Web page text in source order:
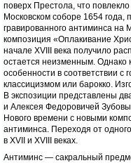
поверх Престола, что
Московском соборе 1654 года,
гравированного антиминса на
композиция «Оплакивание
начале XVIII века получило
остается неизменным. Однако
особенности в соответствии
классицизмом или барокко.
В экспозиции представлены
и Алексея Федоровичей
Нового времени с новыми
антиминса. Переходя от
в XVII и XVIII веках.
Антиминс — сакральный